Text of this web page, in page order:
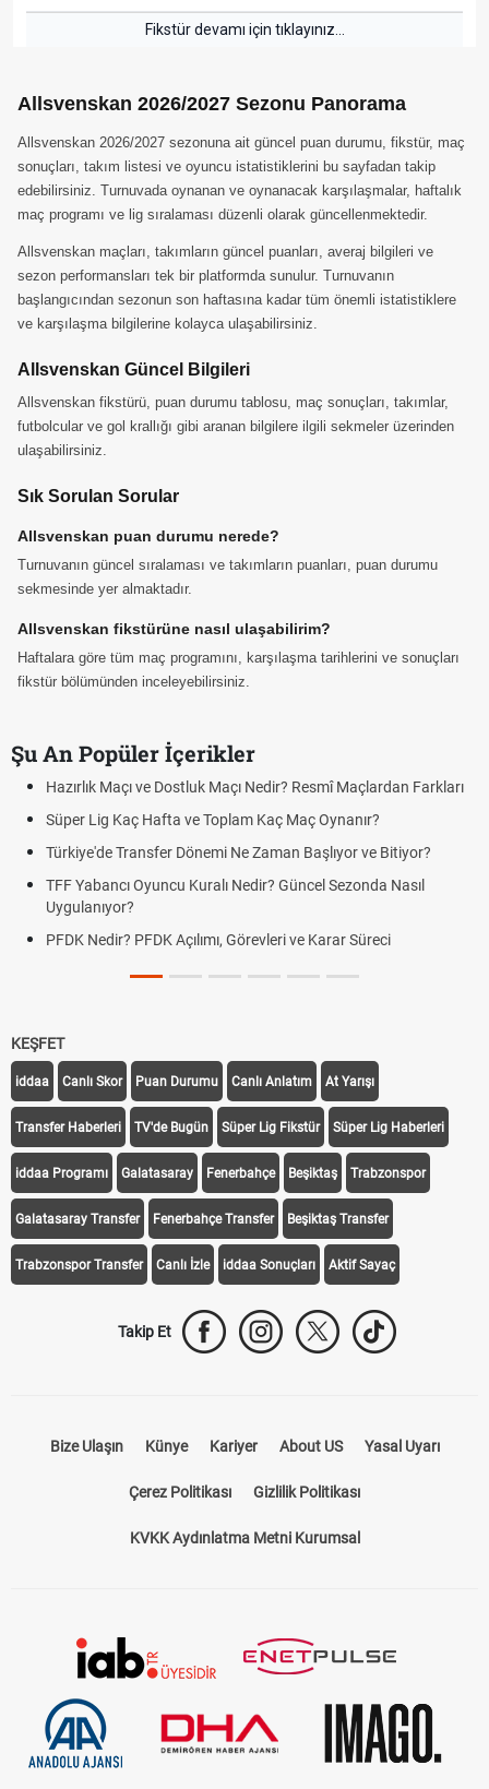
Fikstür devamı için tıklayınız...
Allsvenskan 2026/2027 Sezonu Panorama
Allsvenskan 2026/2027 sezonuna ait güncel puan durumu, fikstür, maç
sonuçları, takım listesi ve oyuncu istatistiklerini bu sayfadan takip
edebilirsiniz. Turnuvada oynanan ve oynanacak karşılaşmalar, haftalık
maç programı ve lig sıralaması düzenli olarak güncellenmektedir.
Allsvenskan maçları, takımların güncel puanları, averaj bilgileri ve
sezon performansları tek bir platformda sunulur. Turnuvanın
başlangıcından sezonun son haftasına kadar tüm önemli istatistiklere
ve karşılaşma bilgilerine kolayca ulaşabilirsiniz.
Allsvenskan Güncel Bilgileri
Allsvenskan fikstürü, puan durumu tablosu, maç sonuçları, takımlar,
futbolcular ve gol krallığı gibi aranan bilgilere ilgili sekmeler üzerinden
ulaşabilirsiniz.
Sık Sorulan Sorular
Allsvenskan puan durumu nerede?
Turnuvanın güncel sıralaması ve takımların puanları, puan durumu
sekmesinde yer almaktadır.
Allsvenskan fikstürüne nasıl ulaşabilirim?
Haftalara göre tüm maç programını, karşılaşma tarihlerini ve sonuçları
fikstür bölümünden inceleyebilirsiniz.
Şu An Popüler İçerikler
Hazırlık Maçı ve Dostluk Maçı Nedir? Resmî Maçlardan Farkları
Süper Lig Kaç Hafta ve Toplam Kaç Maç Oynanır?
Türkiye'de Transfer Dönemi Ne Zaman Başlıyor ve Bitiyor?
TFF Yabancı Oyuncu Kuralı Nedir? Güncel Sezonda Nasıl
Uygulanıyor?
PFDK Nedir? PFDK Açılımı, Görevleri ve Karar Süreci
KEŞFET
iddaa Canlı Skor Puan Durumu Canlı Anlatım At Yarışı
Transfer Haberleri TV'de Bugün Süper Lig Fikstür Süper Lig Haberleri
iddaa Programı Galatasaray Fenerbahçe Beşiktaş Trabzonspor
Galatasaray Transfer Fenerbahçe Transfer Beşiktaş Transfer
Trabzonspor Transfer Canlı İzle iddaa Sonuçları Aktif Sayaç
Takip Et
Bize Ulaşın Künye Kariyer About US Yasal Uyarı
Çerez Politikası Gizlilik Politikası
KVKK Aydınlatma Metni Kurumsal